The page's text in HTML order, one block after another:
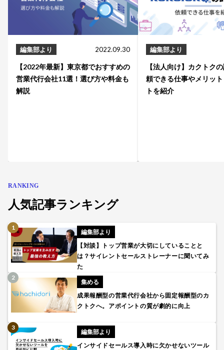
編集部より 2022.09.30
【2022年最新】東京都でおすすめの
営業代行会社11選！選び方や料金も
解説
編集部より
【法人向け】カクトク
頼できる仕事やメリッ
トを紹介
RANKING
人気記事ランキング
編集部より
【対談】トップ営業が大切にしていることと
は？サイレントセールストレーナーに聞いてみ
た
集める
成果報酬型の営業代行会社から固定報酬型のカ
クトクへ。アポイントの質が劇的に向上
編集部より
インサイドセールス導入時に欠かせないツール